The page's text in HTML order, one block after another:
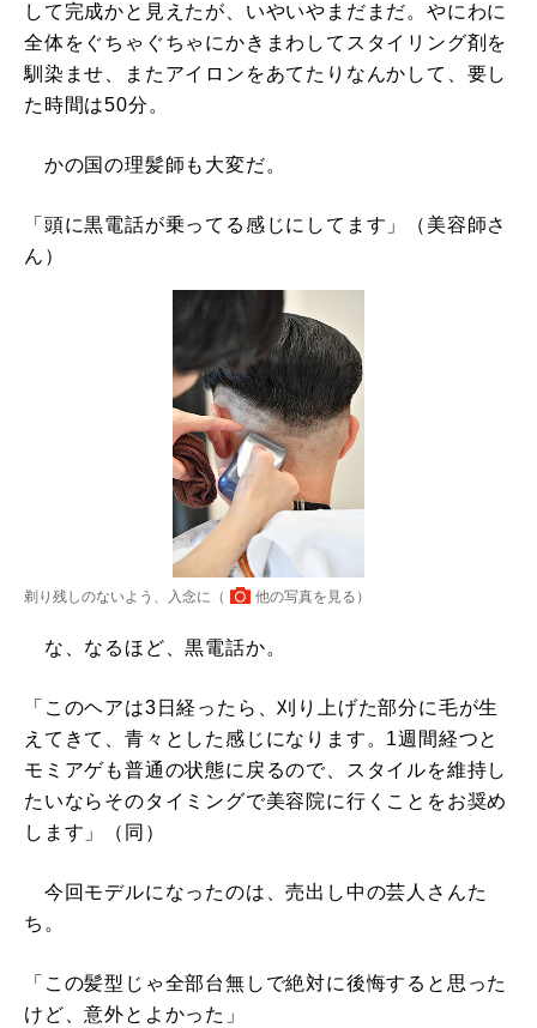
して完成かと見えたが、いやいやまだまだ。やにわに
全体をぐちゃぐちゃにかきまわしてスタイリング剤を
馴染ませ、またアイロンをあてたりなんかして、要し
た時間は50分。
かの国の理髪師も大変だ。
「頭に黒電話が乗ってる感じにしてます」（美容師さ
ん）
剃り残しのないよう、入念に（ 他の写真を見る ）
な、なるほど、黒電話か。
「このヘアは3日経ったら、刈り上げた部分に毛が生
えてきて、青々とした感じになります。1週間経つと
モミアゲも普通の状態に戻るので、スタイルを維持し
たいならそのタイミングで美容院に行くことをお奨め
します」（同）
今回モデルになったのは、売出し中の芸人さんた
ち。
「この髪型じゃ全部台無しで絶対に後悔すると思った
けど、意外とよかった」